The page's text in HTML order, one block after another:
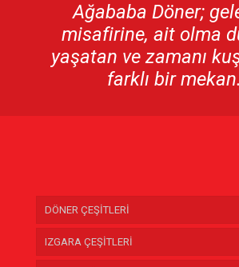
Ağababa Döner;
misafirine, ait olma
yaşatan ve zamanı
farklı bir
DÖNER ÇEŞİTLERİ
IZGARA ÇEŞİTLERİ